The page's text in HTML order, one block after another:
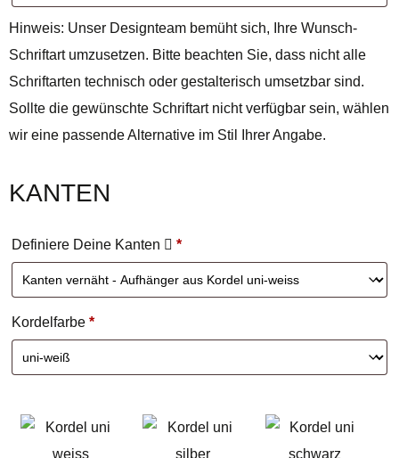
Hinweis: Unser Designteam bemüht sich, Ihre Wunsch-
Schriftart umzusetzen. Bitte beachten Sie, dass nicht alle
Schriftarten technisch oder gestalterisch umsetzbar sind.
Sollte die gewünschte Schriftart nicht verfügbar sein, wählen
wir eine passende Alternative im Stil Ihrer Angabe.
KANTEN
Definiere Deine Kanten *
Kordelfarbe *